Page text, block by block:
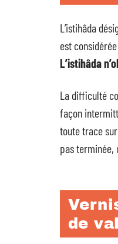
L’istihâda
est
L’istihâda
La difficulté
façon
toute trace
pas terminée,
de